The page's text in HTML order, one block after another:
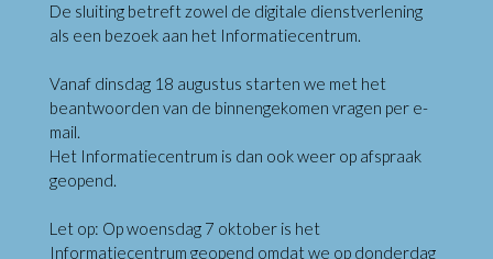
De sluiting betreft zowel de digitale dienstverlening
als een bezoek aan het Informatiecentrum.
Vanaf dinsdag 18 augustus starten we met het
beantwoorden van de binnengekomen vragen per e-
mail.
Het Informatiecentrum is dan ook weer op afspraak
geopend.
Let op: Op woensdag 7 oktober is het
Informatiecentrum geopend omdat we op donderdag